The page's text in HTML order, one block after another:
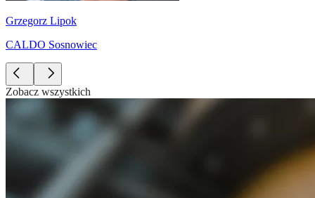
Grzegorz Lipok
CALDO Sosnowiec
Zobacz wszystkich